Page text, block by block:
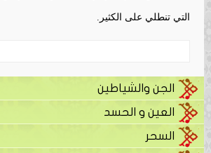
التي تنطلي على الكثير.
الجن والشياطين
العين و الحسد
السحر